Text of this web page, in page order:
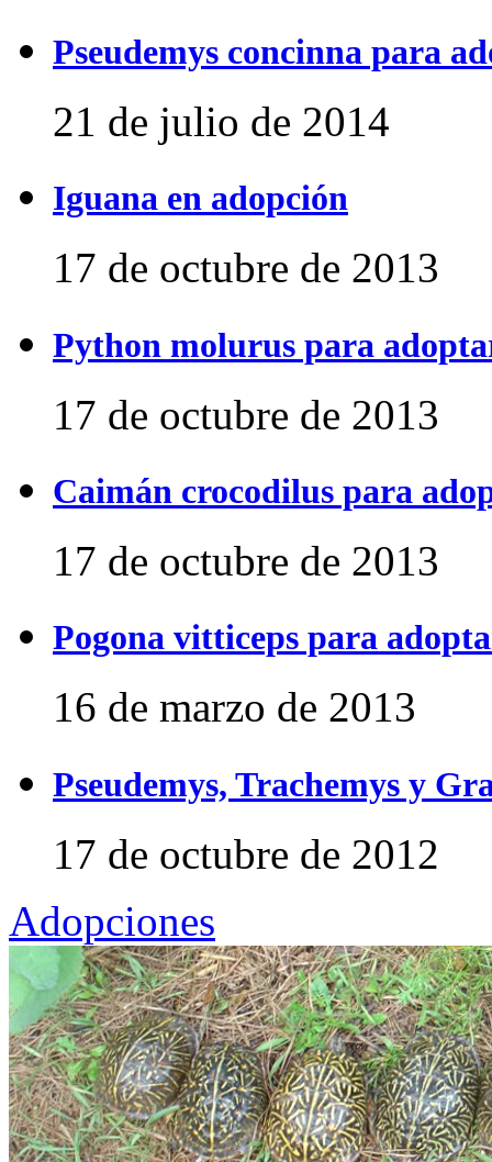
Pseudemys concinna para
21 de julio de 2014
Iguana en adopción
17 de octubre de 2013
Python molurus para
17 de octubre de 2013
Caimán crocodilus para
17 de octubre de 2013
Pogona vitticeps para
16 de marzo de 2013
Pseudemys, Trachemys y
17 de octubre de 2012
Adopciones